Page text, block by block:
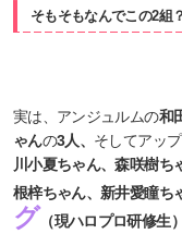
そもそもなんでこの2組？
実は、アンジュルムの和
ゃんの3人、 そしてアッ
川小夏ちゃん、森咲樹ち
根梓ちゃん、新井愛瞳ち
グ （現ハロプロ研修生